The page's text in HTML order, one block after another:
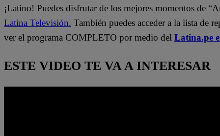
¡Latino! Puedes disfrutar de los mejores momentos de
Latina Televisión. También puedes acceder a la lista de
ver el programa COMPLETO por medio del Latina.pe
ESTE VIDEO TE VA A INTERESAR